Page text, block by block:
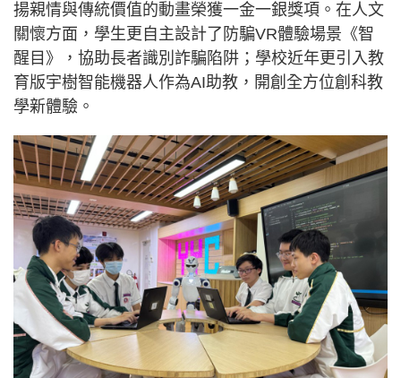
揚親情與傳統價值的動畫榮獲一金一銀獎項。在人文
關懷方面，學生更自主設計了防騙VR體驗場景《智
醒目》，協助長者識別詐騙陷阱；學校近年更引入教
育版宇樹智能機器人作為AI助教，開創全方位創科教
學新體驗。